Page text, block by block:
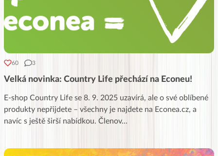
60 3
Velká novinka: Country Life přechází na Econeu!
E-shop Country Life se 8. 9. 2025 uzavírá, ale o své oblíbené
produkty nepřijdete – všechny je najdete na Econea.cz, a
navíc s ještě širší nabídkou. Členov...